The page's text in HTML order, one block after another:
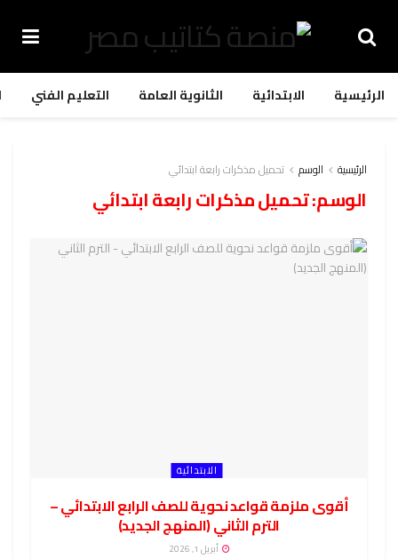
الرئيسية الابتدائية الثانوية العامة التعليم الفني
الرئيسية الوسم تحميل مذكرات رابعة ابتدائي
الوسم:تحميل مذكرات رابعة ابتدائي
الابتدائية
أقوى ملزمة قواعد نحوية للصف الرابع الابتدائي –
الترم الثاني (المنهج الجديد)
أبريل 1, 2026